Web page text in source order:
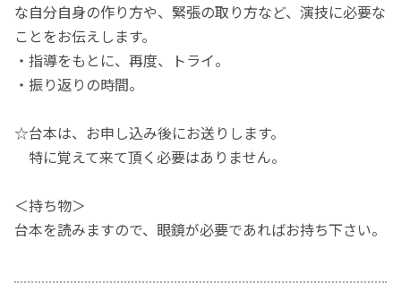
な自分自身の作り方や、緊張の取り方など、演技に必要な
ことをお伝えします。
・指導をもとに、再度、トライ。
・振り返りの時間。
☆台本は、お申し込み後にお送りします。
特に覚えて来て頂く必要はありません。
＜持ち物＞
台本を読みますので、眼鏡が必要であればお持ち下さい。